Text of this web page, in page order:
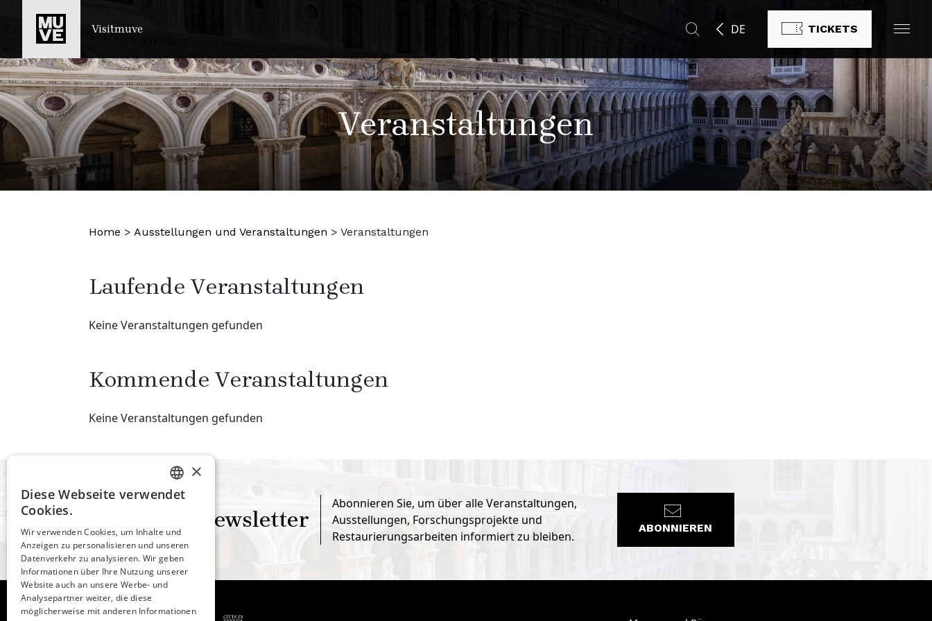
ZUM HAUPTINHALT SPRINGEN
Visitmuve DE TICKETS
Veranstaltungen
Home > Ausstellungen und Veranstaltungen > Veranstaltungen
Laufende Veranstaltungen
Keine Veranstaltungen gefunden
Kommende Veranstaltungen
Keine Veranstaltungen gefunden
Newsletter
Abonnieren Sie, um über alle Veranstaltungen,
Ausstellungen, Forschungsprojekte und
Restaurierungsarbeiten informiert zu bleiben.
ABONNIEREN
ITALIAN
SPANISH
GERMAN
×
Diese Webseite verwendet
Cookies.
Wir verwenden Cookies, um Inhalte und
Anzeigen zu personalisieren und unseren
Datenverkehr zu analysieren. Wir geben
Informationen über Ihre Nutzung unserer
Website auch an unsere Werbe- und
Analysepartner weiter, die diese
möglicherweise mit anderen Informationen